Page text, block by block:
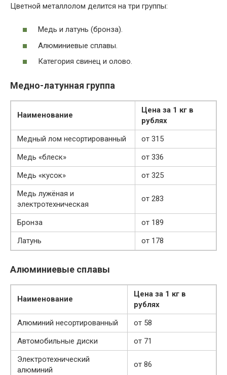
Цветной металлолом делится на три группы:
Медь и латунь (бронза).
Алюминиевые сплавы.
Категория свинец и олово.
Медно-латунная группа
Наименование
Цена за 1 кг в
рублях
Медный лом несортированный
от 315
Медь «блеск»
от 336
Медь «кусок»
от 325
Медь лужёная и
электротехническая
от 283
Бронза
от 189
Латунь
от 178
Алюминиевые сплавы
Наименование
Цена за 1 кг в
рублях
Алюминий несортированный
от 58
Автомобильные диски
от 71
Электротехнический
алюминий
от 86